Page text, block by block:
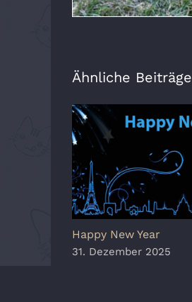
Ähnliche Beiträge
Happy New Year
31. Dezember 2025